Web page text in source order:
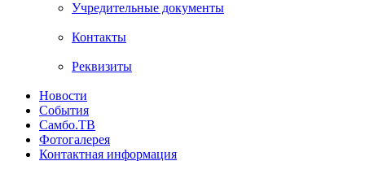
Учредительные документы
Контакты
Реквизиты
Новости
События
Самбо.ТВ
Фотогалерея
Контактная информация